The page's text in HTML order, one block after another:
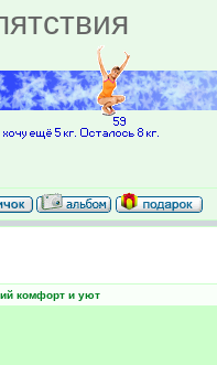
комфорт и уют